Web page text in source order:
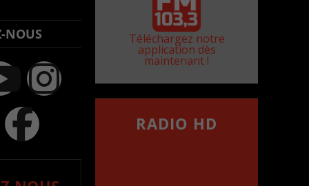
NOUS Téléchargez notre
application dès
maintenant !
RADIO HD